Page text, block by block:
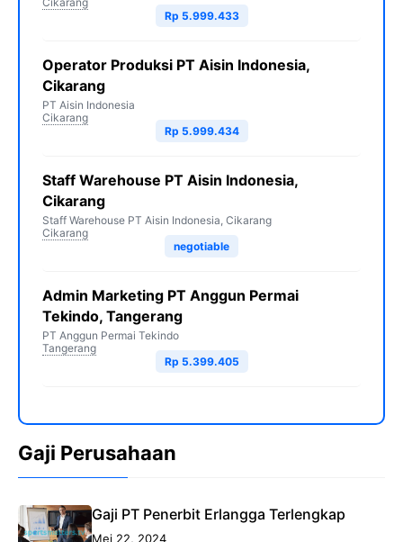
Rp 5.999.433
Operator Produksi PT Aisin Indonesia,
Cikarang
PT Aisin Indonesia
Cikarang
Rp 5.999.434
Staff Warehouse PT Aisin Indonesia,
Cikarang
Staff Warehouse PT Aisin Indonesia, Cikarang
Cikarang
negotiable
Admin Marketing PT Anggun Permai
Tekindo, Tangerang
PT Anggun Permai Tekindo
Tangerang
Rp 5.399.405
Gaji Perusahaan
Gaji PT Penerbit Erlangga Terlengkap
Mei 22, 2024